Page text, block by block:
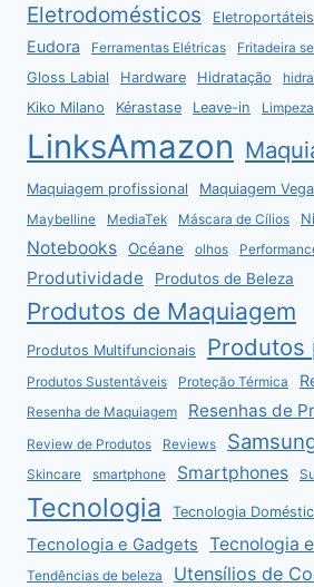
Eletrodomésticos Eletroportáteis
Eudora Ferramentas Elétricas Fritadeira
Gloss Labial Hardware Hidratação
Kiko Milano Kérastase Leave-in
LinksAmazon
Maquiagem profissional Maquiagem
Maybelline
MediaTek Máscara de Cílios
Notebooks Océane olhos
Produtividade Produtos de Beleza
Produtos de Maquiagem
Produtos Multifuncionais Produtos
Produtos Sustentáveis Proteção Térmica
Resenha de Maquiagem Resenhas de
Review de Produtos Reviews
Skincare smartphone Smartphones
Tecnologia Tecnologia
Tecnologia e Gadgets Tecnologia
Tendências de beleza Utensílios de